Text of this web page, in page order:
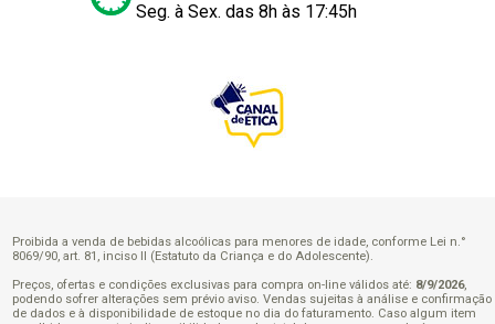
Seg. à Sex. das 8h às 17:45h
Proibida a venda de bebidas alcoólicas para menores de idade, conforme Lei n.°
8069/90, art. 81, inciso II (Estatuto da Criança e do Adolescente).
Preços, ofertas e condições exclusivas para compra on-line válidos até: 8/9/2026,
podendo sofrer alterações sem prévio aviso. Vendas sujeitas à análise e confirmação
de dados e à disponibilidade de estoque no dia do faturamento. Caso algum item